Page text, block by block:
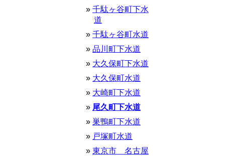
千駄ヶ谷町下水
道
千駄ヶ谷町水道
品川町下水道
大久保町下水道
大久保町水道
大崎町下水道
尾久町下水道
巣鴨町下水道
戸塚町水道
東京市 名古屋